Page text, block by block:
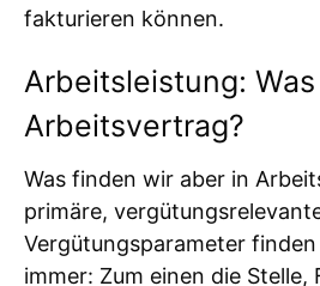
fakturieren können.
Arbeitsleistung:
Arbeitsvertrag?
Was finden wir aber in
primäre,
Vergütungsparameter
immer: Zum einen die Stelle,